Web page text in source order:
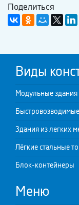
Поделиться
Виды
Модульные
Здания из легких
Лёгкие стальные
Блок-контейнеры
Меню